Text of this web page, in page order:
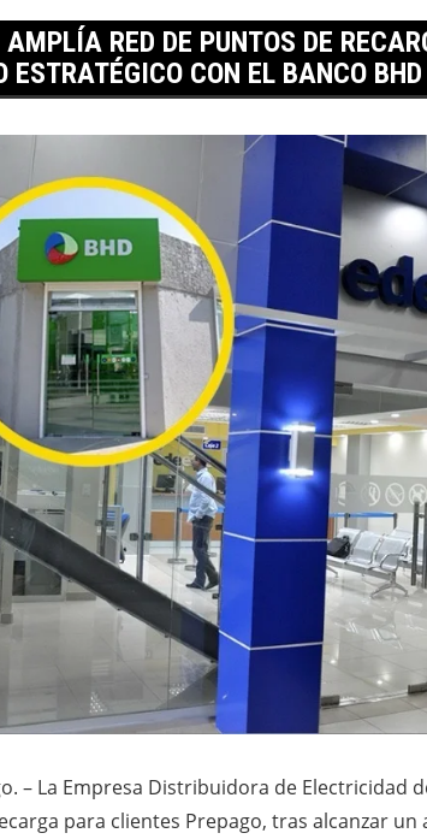
AMPLÍA RED DE PUNTOS DE
ESTRATÉGICO CON EL BANCO BHD
– La Empresa Distribuidora de Electricidad
para clientes Prepago, tras alcanzar